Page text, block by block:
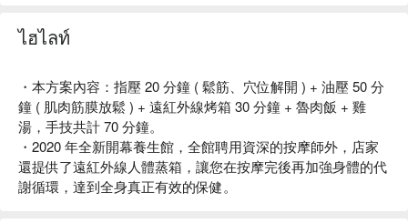
ไฮไลท์
・本方案內容：指壓 20 分鐘 ( 鬆筋、穴位解開 ) + 油壓 50 分
鐘 ( 肌肉筋膜放鬆 ) + 遠紅外線烤箱 30 分鐘 + 魯肉飯 + 雞
湯，手技共計 70 分鐘。
・2020 年全新開幕養生館，全館聘用資深的按摩師外，店家
還提供了遠紅外線人體蒸箱，讓您在按摩完後再加強身體的代
謝循環，達到全身真正有效的保健。